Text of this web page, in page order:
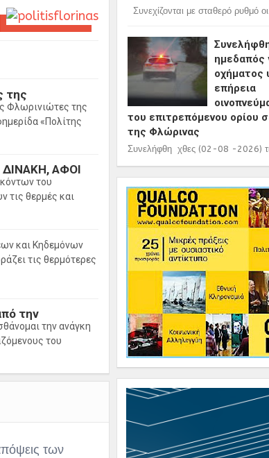
της
Φλωρινιώτες της
«Πολίτης
ΔΙΝΑΚΗ, ΑΦΟΙ
του
τις θερμές και
και Κηδεμόνων
τις θερμότερες
την
την ανάγκη
του
των
Συνεχίζονται με σταθερό ρυθμό
ημεδαπός
οχήματος
επήρεια
του επιτρεπόμενου ορίου
της Φλώρινας
Συνελήφθη χθες (02-08 -2026)